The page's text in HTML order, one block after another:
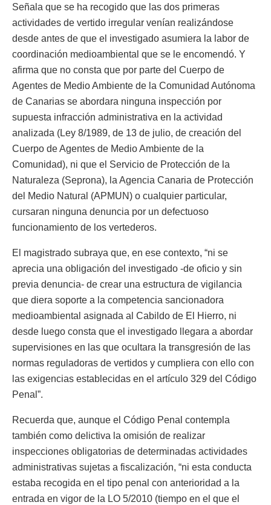
Señala que se ha recogido que las dos primeras
actividades de vertido irregular venían realizándose
desde antes de que el investigado asumiera la labor de
coordinación medioambiental que se le encomendó. Y
afirma que no consta que por parte del Cuerpo de
Agentes de Medio Ambiente de la Comunidad Autónoma
de Canarias se abordara ninguna inspección por
supuesta infracción administrativa en la actividad
analizada (Ley 8/1989, de 13 de julio, de creación del
Cuerpo de Agentes de Medio Ambiente de la
Comunidad), ni que el Servicio de Protección de la
Naturaleza (Seprona), la Agencia Canaria de Protección
del Medio Natural (APMUN) o cualquier particular,
cursaran ninguna denuncia por un defectuoso
funcionamiento de los vertederos.
El magistrado subraya que, en ese contexto, “ni se
aprecia una obligación del investigado -de oficio y sin
previa denuncia- de crear una estructura de vigilancia
que diera soporte a la competencia sancionadora
medioambiental asignada al Cabildo de El Hierro, ni
desde luego consta que el investigado llegara a abordar
supervisiones en las que ocultara la transgresión de las
normas reguladoras de vertidos y cumpliera con ello con
las exigencias establecidas en el artículo 329 del Código
Penal”.
Recuerda que, aunque el Código Penal contempla
también como delictiva la omisión de realizar
inspecciones obligatorias de determinadas actividades
administrativas sujetas a fiscalización, “ni esta conducta
estaba recogida en el tipo penal con anterioridad a la
entrada en vigor de la LO 5/2010 (tiempo en el que el